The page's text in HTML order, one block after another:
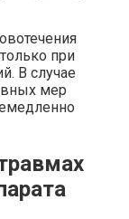
при
В случае
мер